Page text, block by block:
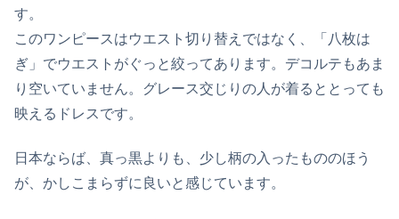
す。
このワンピースはウエスト切り替えではなく、「八枚は
ぎ」でウエストがぐっと絞ってあります。デコルテもあま
り空いていません。グレース交じりの人が着るととっても
映えるドレスです。
日本ならば、真っ黒よりも、少し柄の入ったもののほう
が、かしこまらずに良いと感じています。